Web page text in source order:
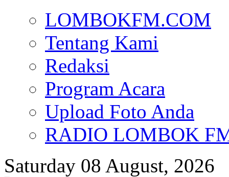
LOMBOKFM.COM
Tentang Kami
Redaksi
Program Acara
Upload Foto Anda
RADIO LOMBOK
Saturday 08 August, 2026